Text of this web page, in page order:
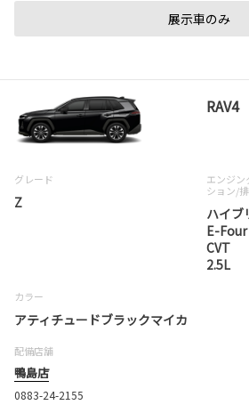
展示車のみ
RAV4
グレード
Z
エンジン
ション/
ハイブ
E-Four
CVT
2.5L
カラー
アティチュードブラックマイカ
配備店舗
鴨島店
0883-24-2155